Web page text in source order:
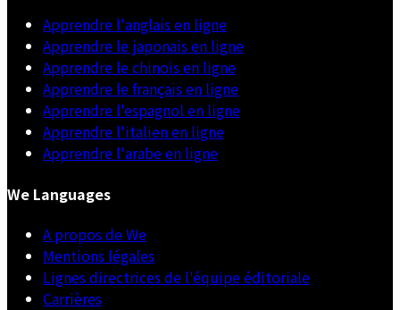
Apprendre l'anglais en ligne
Apprendre le japonais en ligne
Apprendre le chinois en ligne
Apprendre le français en ligne
Apprendre l'espagnol en ligne
Apprendre l'italien en ligne
Apprendre l'arabe en ligne
We Languages
A propos de We
Mentions légales
Lignes directrices de l'équipe éditoriale
Carrières